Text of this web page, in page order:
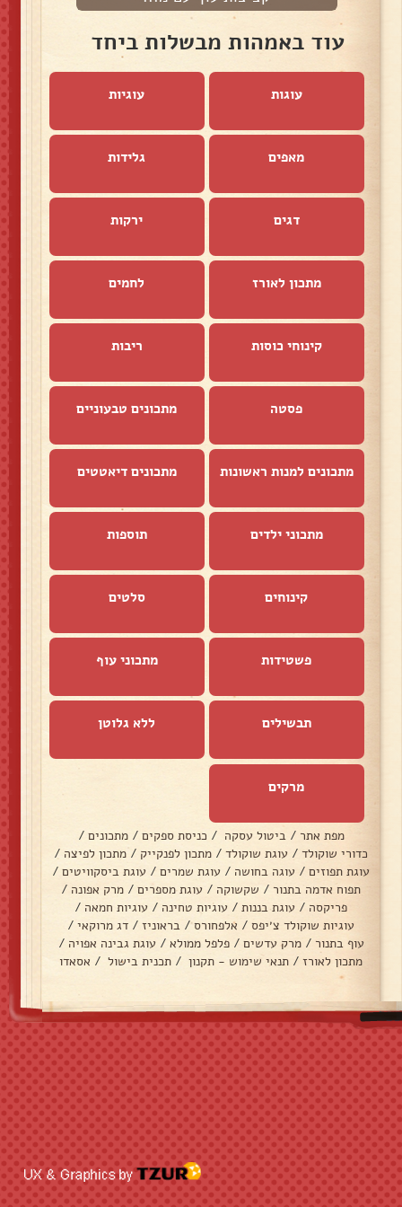
עוד באמהות מבשלות ביחד
עוגות עוגיות
מאפים גלידות
דגים ירקות
מתכון לאורז לחמים
קינוחי כוסות ריבות
פסטה מתכונים טבעוניים
מתכונים למנות ראשונות מתכונים דיאטטים
מתכוני ילדים תוספות
קינוחים סלטים
פשטידות מתכוני עוף
תבשילים ללא גלוטן
מרקים
מפת אתר / ביטול עסקה / כניסת ספקים / מתכונים /
כדורי שוקולד / עוגת שוקולד / מתכון לפנקייק / מתכון לפיצה /
עוגת תפוזים / עוגה בחושה / עוגת שמרים / עוגת ביסקוויטים /
תפוח אדמה בתנור / שקשוקה / עוגת מספרים / מרק אפונה /
פריקסה / עוגת בננות / עוגיות טחינה / עוגיות חמאה /
עוגיות שוקולד צ׳יפס / אלפחורס/ בראוניז / דג מרוקאי /
עוף בתנור / מרק עדשים / פלפל ממולא / עוגת גבינה אפויה /
מתכון לאורז / תנאי שימוש - תקנון / תכנית בישול / אסאדו